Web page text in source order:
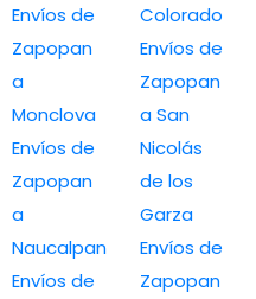
Envíos de
Zapopan
a
Monclova
Envíos de
Zapopan
a
Naucalpan
Envíos de
Colorado
Envíos de
Zapopan
a San
Nicolás
de los
Garza
Envíos de
Zapopan